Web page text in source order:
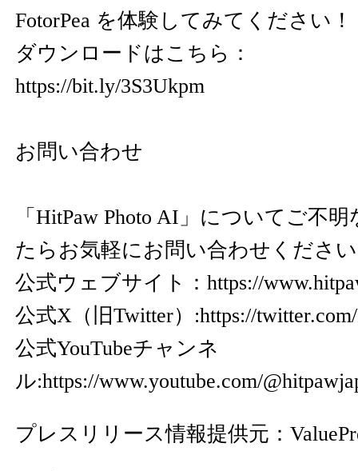
FotorPea を体験してみてください！
ダウンロードはこちら：
https://bit.ly/3S3Ukpm
お問い合わせ
「HitPaw Photo AI」についてご不
たらお気軽にお問い合わせくださ
公式ウェブサイト： https://
公式X（旧Twitter）:https://
公式YouTubeチャンネ
ル:https://www.youtube.com/
プレスリリース情報提供元：